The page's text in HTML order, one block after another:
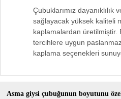
Çubuklarımız dayanıklılık
sağlayacak yüksek kaliteli
kaplamalardan üretilmiştir.
tercihlere uygun
kaplama seçenekleri
Asma giysi çubuğunun boyutunu